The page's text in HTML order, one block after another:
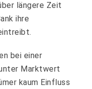
längere Zeit
ihre
bei einer
Marktwert
kaum Einfluss